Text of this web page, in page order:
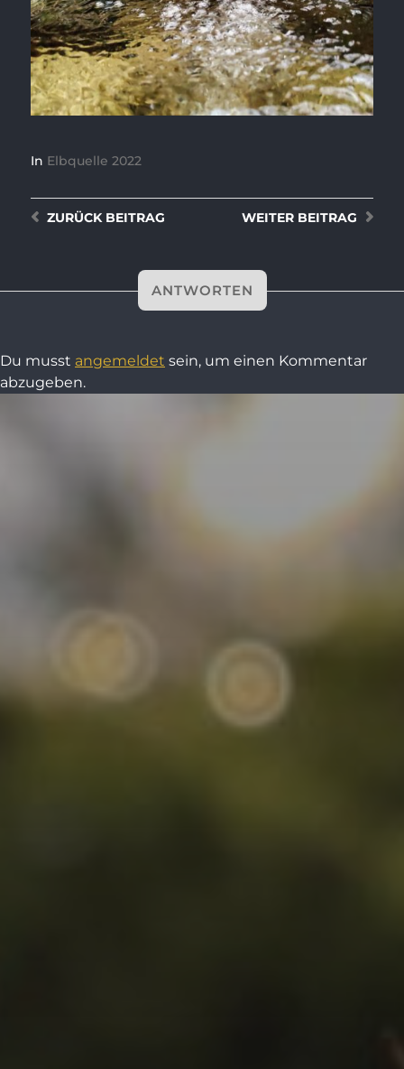
In Elbquelle 2022
WEITER BEITRAG
ZURÜCKBEITRAG
ANTWORTEN
Du musst angemeldet sein, um einen Kommentar
abzugeben.